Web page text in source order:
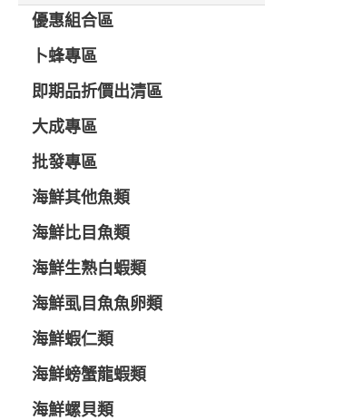
優惠組合區
卜蜂專區
即期品折價出清區
大成專區
批發專區
海鮮其他魚類
海鮮比目魚類
海鮮生熟白蝦類
海鮮虱目魚魚卵類
海鮮蝦仁類
海鮮螃蟹龍蝦類
海鮮螺貝類